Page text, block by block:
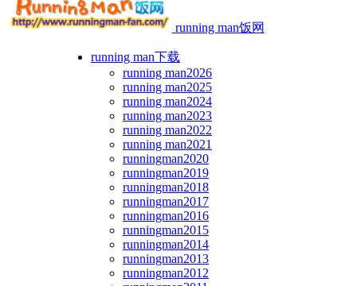
running man饭网
running man下载
running man2026
running man2025
running man2024
running man2023
running man2022
running man2021
runningman2020
runningman2019
runningman2018
runningman2017
runningman2016
runningman2015
runningman2014
runningman2013
runningman2012